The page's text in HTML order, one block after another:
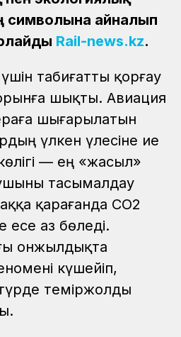
символына айналып
Rail-news.kz.
үшін табиғатты қорғау
орынға шықты. Авиация
шығарылатын
үлкен үлесіне ие
— ең «жасыл»
тасымалдау
қарағанда СО2
есе аз бөледі.
онжылдықта
күшейіп,
теміржолды